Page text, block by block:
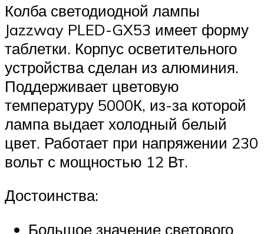
Колба светодиодной лампы
Jazzway PLED-GX53 имеет форму
таблетки. Корпус осветительного
устройства сделан из алюминия.
Поддерживает цветовую
температуру 5000К, из-за которой
лампа выдает холодный белый
цвет. Работает при напряжении 230
вольт с мощностью 12 Вт.
Достоинства:
Большое значение светового